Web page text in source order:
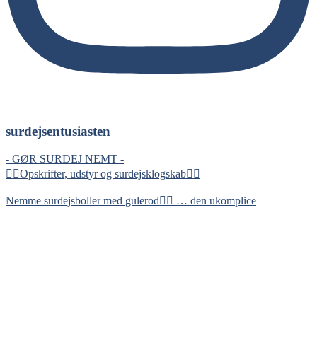
surdejsentusiasten
- GØR SURDEJ NEMT -
👇🏻Opskrifter, udstyr og surdejsklogskab👇🏻
Nemme surdejsboller med gulerod👇🏻 … den ukomplice